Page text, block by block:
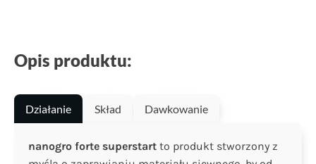
Opis produktu:
Działanie Skład Dawkowanie
nanogro forte superstart to produkt stworzony z